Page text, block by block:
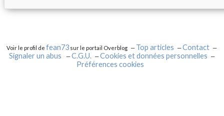
Voir le profil defean73 sur le portail Overblog Top articles
Contact
Signaler un abus
C.G.U.
Cookies et données personnelles
Préférences cookies